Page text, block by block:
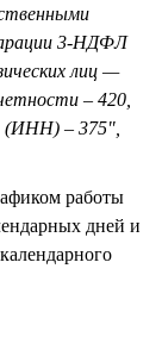
3-НДФЛ
лиц —
– 420,
(ИНН) – 375",
работы
дней и